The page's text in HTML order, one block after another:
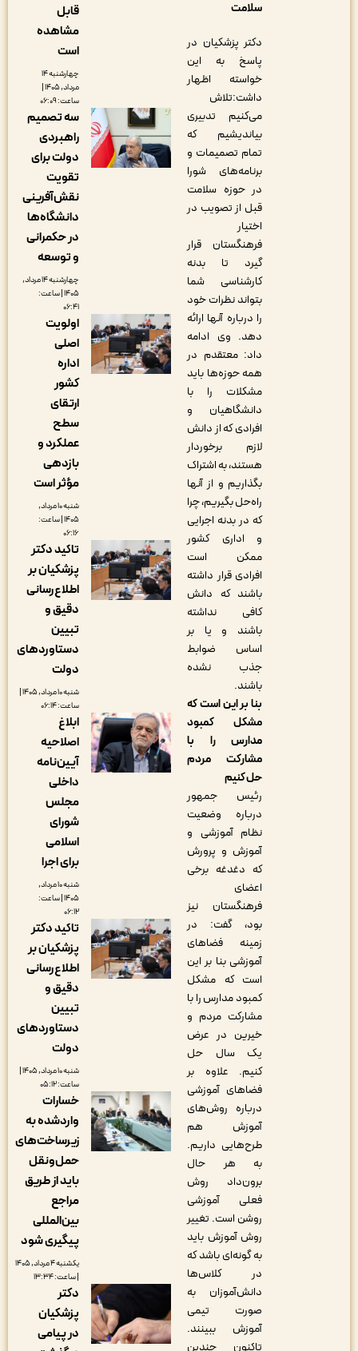
دکتر پزشکیان در
پاسخ به این
خواسته اظهار
داشت:تلاش
می‌کنیم تدبیری
بیاندیشیم که
تمام تصمیمات و
برنامه‌های شورا
در حوزه سلامت
قبل از تصویب در
فرهنگستان قرار
گیرد تا بدنه
کارشناسی شما
بتواند نظرات خود
را درباره آنها ارائه
دهد. وی ادامه
داد: معتقدم در
همه حوزه‌ها باید
مشکلات را با
دانشگاهیان و
افرادی که از دانش
لازم برخوردار
هستند، به اشتراک
بگذاریم و از آنها
راه‌حل بگیریم، چرا
که در بدنه اجرایی
و اداری کشور
ممکن است
افرادی قرار داشته
باشند که دانش
کافی نداشته
باشند و یا بر
اساس ضوابط
جذب نشده
بنا بر این است که
مشکل کمبود
مدارس را با
مشارکت مردم
حل کنیم
رئیس جمهور
درباره وضعیت
نظام آموزشی و
آموزش و پرورش
که دغدغه برخی
فرهنگستان نیز
بود، گفت: در
زمینه فضاهای
آموزشی بنا بر این
است که مشکل
کمبود مدارس را با
مشارکت مردم و
خیرین در عرض
یک سال حل
کنیم. علاوه بر
فضاهای آموزشی
درباره روش‌های
آموزش هم
طرح‌هایی داریم.
به هر حال
برون‌داد روش
فعلی آموزشی
روشن است. تغییر
روش آموزش باید
به گونه‌ای باشد که
در کلاس‌ها
دانش‌آموزان به
صورت تیمی
آموزش ببینند.
تاکنون چندین
مشاهده
چهارشنبه ۱۴
مرداد, ۱۴۰۵ |
سه تصمیم
راهبردی
دولت برای
نقش‌آفرینی
دانشگاه‌ها
در حکمرانی
و توسعه
چهارشنبه ۱۴ مرداد,
۱۴۰۵ | ساعت:
اولویت
اصلی
اداره
عملکرد و
بازدهی
مؤثر است
شنبه ۱۰ مرداد,
۱۴۰۵ | ساعت:
تاکید دکتر
پزشکیان بر
اطلاع‌رسانی
دستاوردهای
شنبه ۱۰ مرداد, ۱۴۰۵ |
ابلاغ
اصلاحیه
آیین‌نامه
برای اجرا
شنبه ۱۰ مرداد,
۱۴۰۵ | ساعت:
تاکید دکتر
پزشکیان بر
اطلاع‌رسانی
دستاوردهای
شنبه ۱۰ مرداد, ۱۴۰۵ |
خسارات
واردشده به
زیرساخت‌های
حمل‌ونقل
باید از طریق
بین‌المللی
پیگیری شود
یکشنبه ۴ مرداد, ۱۴۰۵
دکتر
پزشکیان
در پیامی